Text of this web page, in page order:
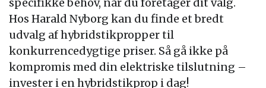
Hos Harald Nyborg kan du finde et bredt
udvalg af hybridstikpropper til
konkurrencedygtige priser. Så gå ikke på
kompromis med din elektriske tilslutning –
invester i en hybridstikprop i dag!